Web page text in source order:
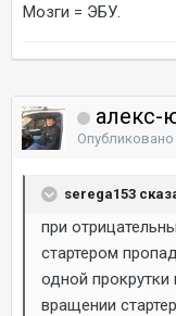
Мозги = ЭБУ.
алекс-
Опубликовано
serega153
при
стартером
одной
вращении